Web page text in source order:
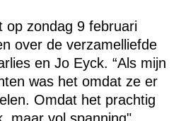
op zondag 9 februari
over de verzamelliefde
en Jo Eyck. “Als mijn
was het omdat ze er
Omdat het prachtig